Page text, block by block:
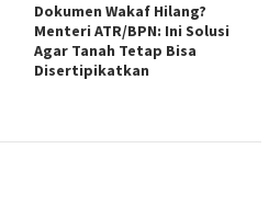
Dokumen Wakaf Hilang?
Menteri ATR/BPN: Ini Solusi
Agar Tanah Tetap Bisa
Disertipikatkan